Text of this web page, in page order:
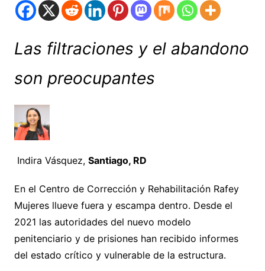
Las filtraciones y el abandono
son preocupantes
Indira Vásquez, Santiago, RD
En el Centro de Corrección y Rehabilitación Rafey
Mujeres llueve fuera y escampa dentro. Desde el
2021 las autoridades del nuevo modelo
penitenciario y de prisiones han recibido informes
del estado crítico y vulnerable de la estructura.